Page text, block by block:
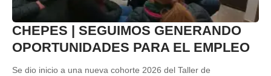
CHEPES | SEGUIMOS GENERANDO
OPORTUNIDADES PARA EL EMPLEO
Se dio inicio a una nueva cohorte 2026 del Taller de